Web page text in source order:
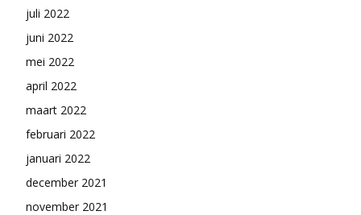
juli 2022
juni 2022
mei 2022
april 2022
maart 2022
februari 2022
januari 2022
december 2021
november 2021